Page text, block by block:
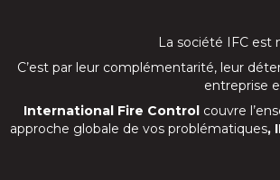
Belgiqu
e
La société IFC est
C’est par leur complémentarité, leur
entreprise
International Fire Controlcouvre
approche globale de vos problématiques,